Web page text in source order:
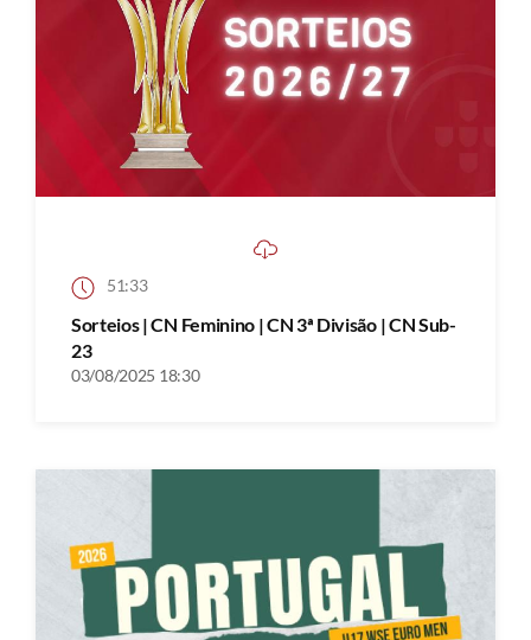
51:33
Sorteios | CN Feminino | CN 3ª Divisão | CN Sub-
23
03/08/2025 18:30